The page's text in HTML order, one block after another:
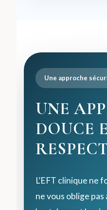
Une approche
UNE
DOUCE
L’EFT clinique ne
ne vous oblige pas